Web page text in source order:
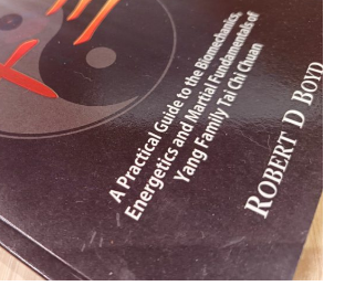
famille
Yang